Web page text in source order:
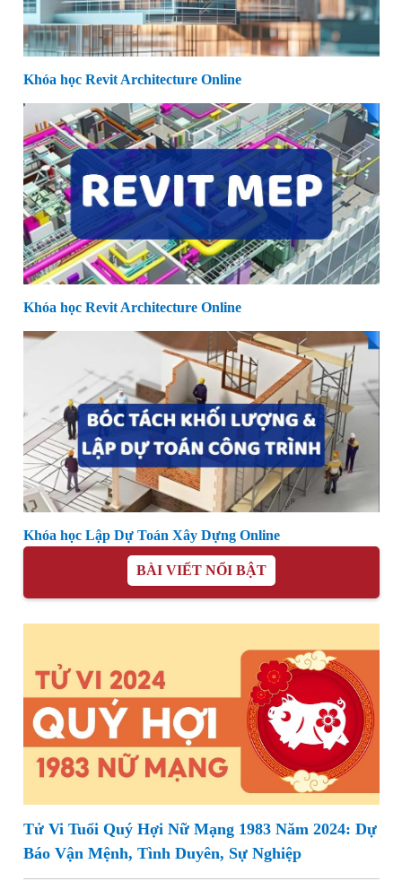
Khóa học Revit Architecture Online
Khóa học Revit Architecture Online
Khóa học Lập Dự Toán Xây Dựng Online
BÀI VIẾT NỔI BẬT
Tử Vi Tuổi Quý Hợi Nữ Mạng 1983 Năm 2024: Dự
Báo Vận Mệnh, Tình Duyên, Sự Nghiệp